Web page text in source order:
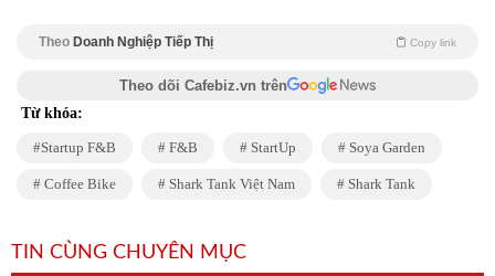
Theo Doanh Nghiệp Tiếp Thị Copy link
Theo dõi Cafebiz.vn trên
Từ khóa:
Startup F&B F&B StartUp Soya Garden
Coffee Bike Shark Tank Việt Nam Shark Tank
TIN CÙNG CHUYÊN MỤC